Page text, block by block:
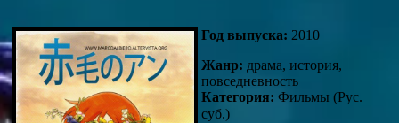
Год выпуска: 2010
Жанр: драма, история,
повседневность
Категория: Фильмы (Рус.
суб.) 